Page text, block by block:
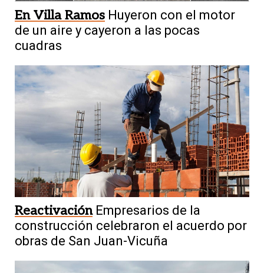
En Villa Ramos Huyeron con el motor
de un aire y cayeron a las pocas
cuadras
Reactivación Empresarios de la
construcción celebraron el acuerdo por
obras de San Juan-Vicuña